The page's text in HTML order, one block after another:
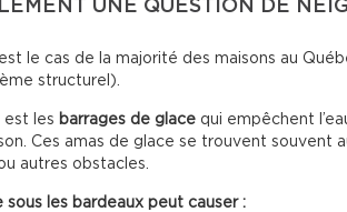
UNE QUESTION DE
le cas de la majorité des maisons au
structurel).
est les barrages de glace qui empêchent
Ces amas de glace se trouvent souvent
autres obstacles.
sous les bardeaux peut causer :